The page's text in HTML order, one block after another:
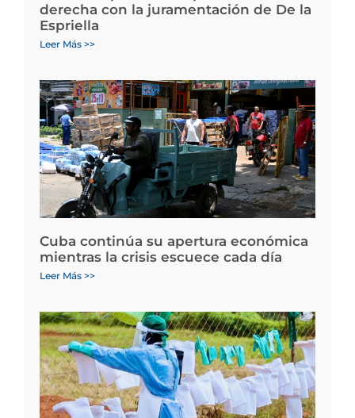
derecha con la juramentación de De la
Espriella
Leer Más >>
Cuba continúa su apertura económica
mientras la crisis escuece cada día
Leer Más >>